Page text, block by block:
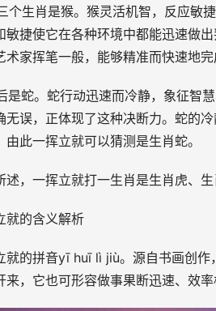
个生肖是猴。猴灵活机智，反应敏
敏捷使它在各种环境中都能迅速做
术家挥笔一般，能够精准而快速地完
是蛇。蛇行动迅速而冷静，象征智
无误，正体现了这种决断力。蛇的
由此一挥立就可以猜测是生肖蛇。
述，一挥立就打一生肖是生肖虎、生
就的含义解析
就的拼音yī huī lì jiù。源自书画创作
来，它也可形容做事果断迅速、效